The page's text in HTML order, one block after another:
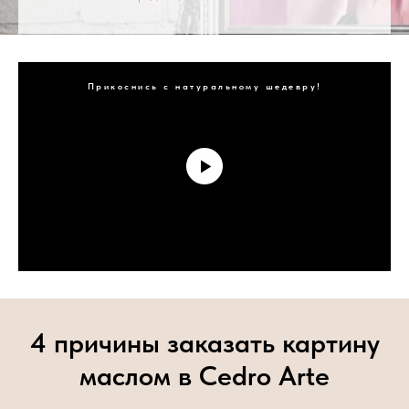
Прикоснись с натуральному шедевру!
4 причины заказать картину
маслом в Cedro Arte